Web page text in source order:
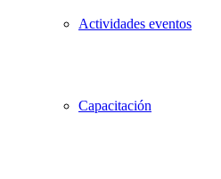
Actividades eventos
Capacitación